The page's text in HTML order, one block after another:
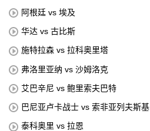
阿根廷 vs 埃及
华达 vs 古比斯
施特拉森 vs 拉科奥里塔
弗洛里亚纳 vs 沙姆洛克
艾巴辛尼 vs 鲍里索夫巴特
巴尼亚卢卡战士 vs 索非亚列夫斯基
泰科奥里 vs 拉恩